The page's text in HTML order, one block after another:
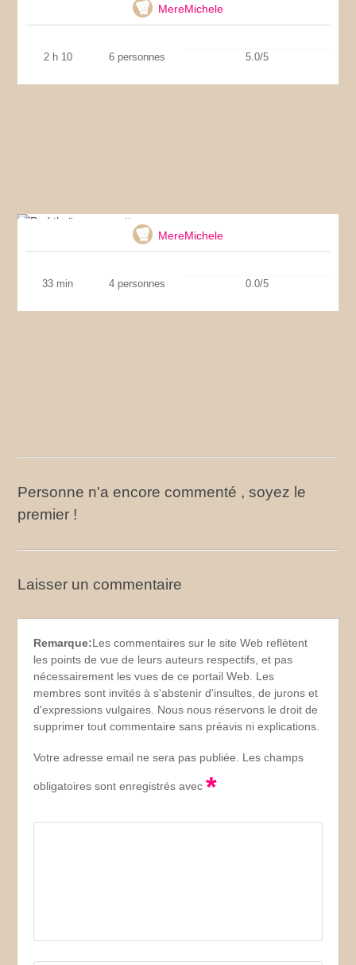
MereMichele
2 h 10 6 personnes 5.0/5
MereMichele
33 min 4 personnes 0.0/5
Personne n'a encore commenté , soyez le
premier !
Laisser un commentaire
Remarque:Les commentaires sur le site Web reflètent
les points de vue de leurs auteurs respectifs, et pas
nécessairement les vues de ce portail Web. Les
membres sont invités à s'abstenir d'insultes, de jurons et
d'expressions vulgaires. Nous nous réservons le droit de
supprimer tout commentaire sans préavis ni explications.
Votre adresse email ne sera pas publiée. Les champs
obligatoires sont enregistrés avec*